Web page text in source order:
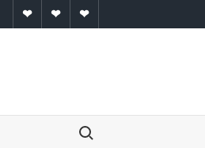
HomeAboutContact
Search for: